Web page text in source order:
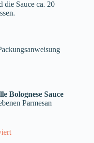
die Sauce ca. 20
Bolognese Sauce
Parmesan